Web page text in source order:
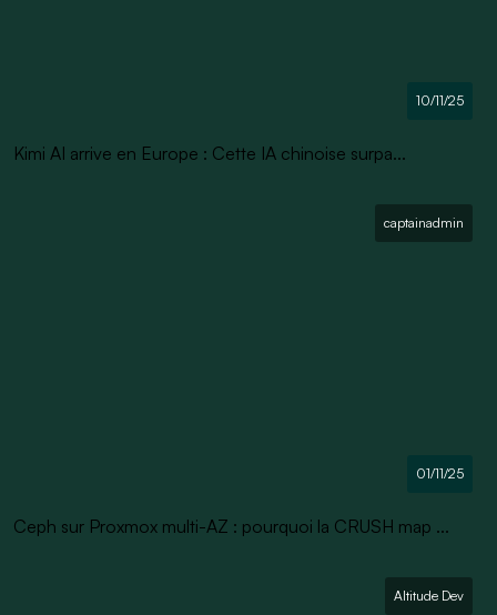
10/11/25
Kimi AI arrive en Europe : Cette IA chinoise surpa...
captainadmin
01/11/25
Ceph sur Proxmox multi-AZ : pourquoi la CRUSH map ...
Altitude Dev